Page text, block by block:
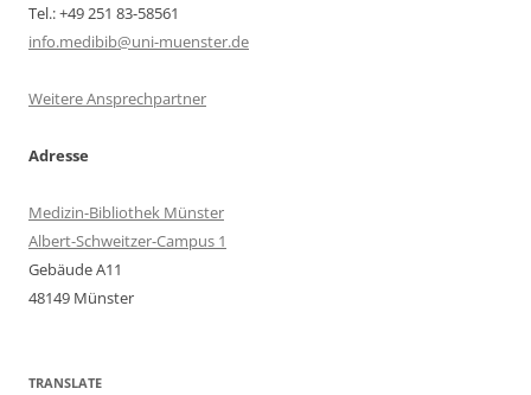
Tel.: +49 251 83-58561
info.medibib@uni-muenster.de
Weitere Ansprechpartner
Adresse
Medizin-Bibliothek Münster
Albert-Schweitzer-Campus 1
Gebäude A11
48149 Münster
TRANSLATE